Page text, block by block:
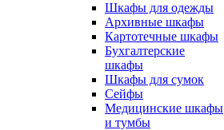
Шкафы для одежды
Архивные шкафы
Картотечные шкафы
Бухгалтерские
шкафы
Шкафы для сумок
Сейфы
Медицинские шкафы
и тумбы